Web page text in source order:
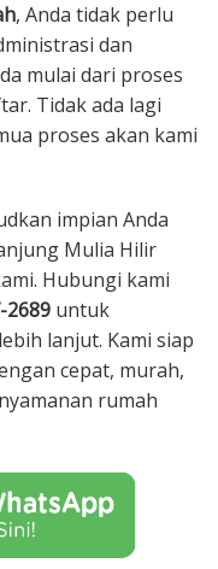
, Anda tidak perlu
dan
mulai dari proses
Tidak ada lagi
proses akan kami
impian Anda
Mulia Hilir
Hubungi kami
2689 untuk
lanjut. Kami siap
cepat, murah,
rumah